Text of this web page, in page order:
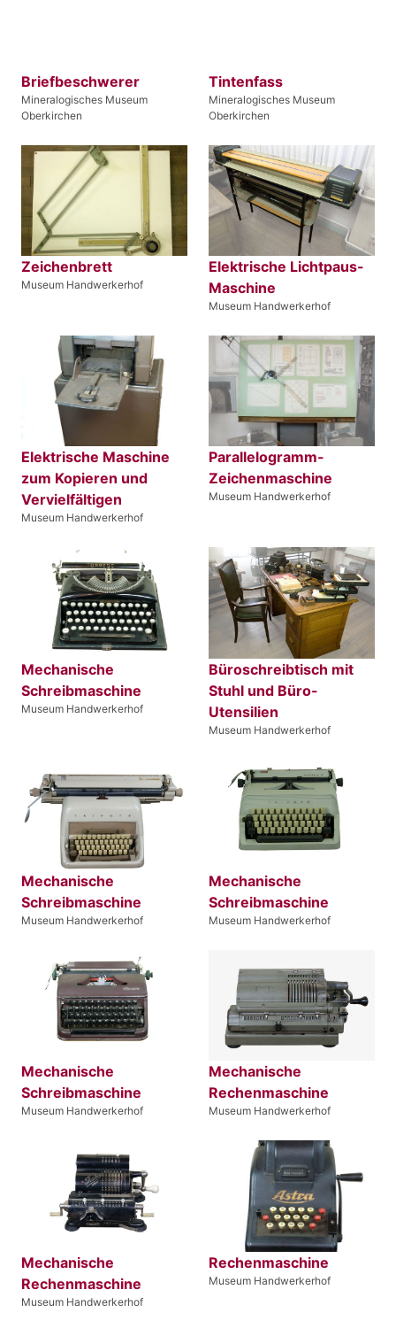
Briefbeschwerer
Mineralogisches Museum
Oberkirchen
Tintenfass
Mineralogisches Museum
Oberkirchen
Zeichenbrett
Museum Handwerkerhof
Elektrische Lichtpaus-
Maschine
Museum Handwerkerhof
Elektrische Maschine
zum Kopieren und
Vervielfältigen
Museum Handwerkerhof
Parallelogramm-
Zeichenmaschine
Museum Handwerkerhof
Mechanische
Schreibmaschine
Museum Handwerkerhof
Büroschreibtisch mit
Stuhl und Büro-
Utensilien
Museum Handwerkerhof
Mechanische
Schreibmaschine
Museum Handwerkerhof
Mechanische
Schreibmaschine
Museum Handwerkerhof
Mechanische
Schreibmaschine
Museum Handwerkerhof
Mechanische
Rechenmaschine
Museum Handwerkerhof
Mechanische
Rechenmaschine
Museum Handwerkerhof
Rechenmaschine
Museum Handwerkerhof